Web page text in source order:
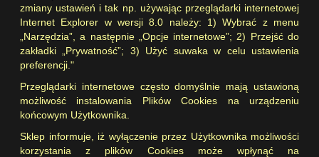
zmiany ustawień i tak np. używając przeglądarki internetowej
Internet Explorer w wersji 8.0 należy: 1) Wybrać z menu
„Narzędzia”, a następnie „Opcje internetowe”; 2) Przejść do
zakładki „Prywatność”; 3) Użyć suwaka w celu ustawienia
preferencji."
Przeglądarki internetowe często domyślnie mają ustawioną
możliwość instalowania Plików Cookies na urządzeniu
końcowym Użytkownika.
Sklep informuje, iż wyłączenie przez Użytkownika możliwości
korzystania z plików Cookies może wpłynąć na